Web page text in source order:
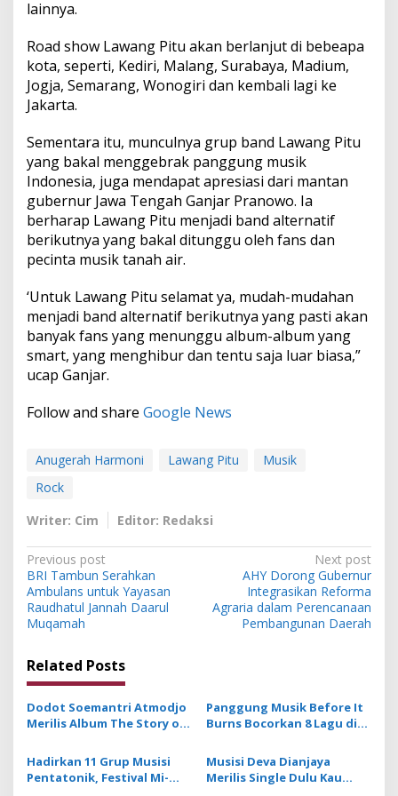
lainnya.
Road show Lawang Pitu akan berlanjut di bebeapa
kota, seperti, Kediri, Malang, Surabaya, Madium,
Jogja, Semarang, Wonogiri dan kembali lagi ke
Jakarta.
Sementara itu, munculnya grup band Lawang Pitu
yang bakal menggebrak panggung musik
Indonesia, juga mendapat apresiasi dari mantan
gubernur Jawa Tengah Ganjar Pranowo. Ia
berharap Lawang Pitu menjadi band alternatif
berikutnya yang bakal ditunggu oleh fans dan
pecinta musik tanah air.
‘Untuk Lawang Pitu selamat ya, mudah-mudahan
menjadi band alternatif berikutnya yang pasti akan
banyak fans yang menunggu album-album yang
smart, yang menghibur dan tentu saja luar biasa,”
ucap Ganjar.
Follow and share Google News
Anugerah Harmoni Lawang Pitu
Musik
Rock
Writer: Cim
Editor: Redaksi
P
o
s
t
n
a
v
i
g
a
Previous post
BRI Tambun Serahkan
Ambulans untuk Yayasan
Raudhatul Jannah Daarul
Muqamah
Next post
AHY Dorong Gubernur
Integrasikan Reforma
Agraria dalam Perencanaan
Pembangunan Daerah
Related Posts
Dodot Soemantri Atmodjo
Merilis Album The Story of
Panggung Musik Before It
Burns Bocorkan 8 Lagu di
Hadirkan 11 Grup Musisi
Pentatonik, Festival Mi-
Musisi Deva Dianjaya
Merilis Single Dulu Kau